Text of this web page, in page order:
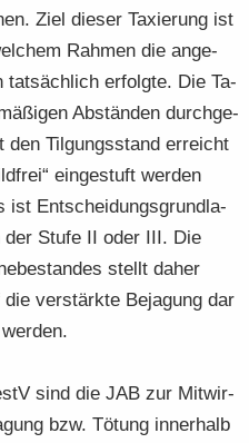
Ziel die­ser Ta­xie­rung ist
Rah­men die an­ge­
tat­säch­lich er­folg­te. Die Ta­
Ab­stän­den durch­ge­
Til­gungs­stand er­reicht
ein­ge­stuft wer­den
ist Ent­schei­dungs­grund­la­
Stufe II oder III. Die
stellt daher
ver­stärk­te Be­ja­gung dar
sind die JAB zur Mit­wir­
bzw. Tö­tung in­ner­halb